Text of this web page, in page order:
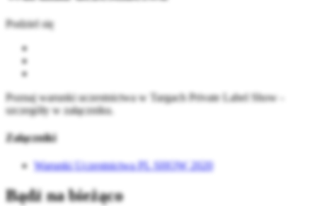
Podziel się
Poznaj warunki uczestnictwa w Targach Private Label Show -
szczegóły w załączniku.
Załączniki
Warunki Uczestnictwa PL SHOW 2020
Bądź na bieżąco